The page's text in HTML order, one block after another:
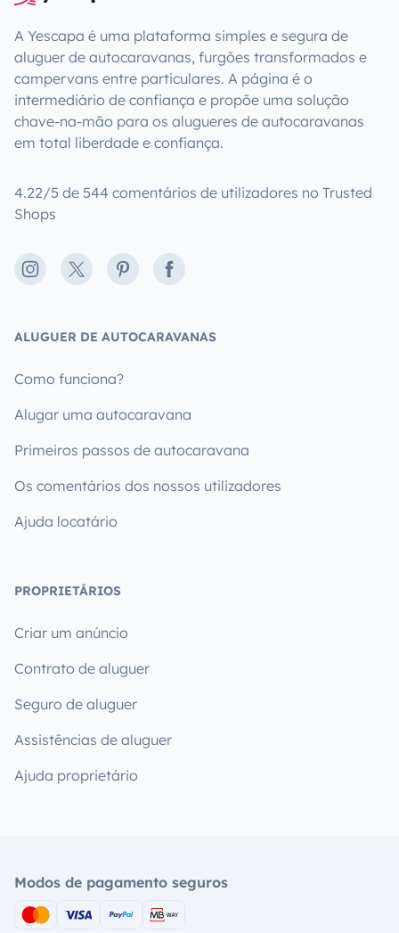
A Yescapa é uma plataforma simples e segura de
aluguer de autocaravanas, furgões transformados e
campervans entre particulares. A página é o
intermediário de confiança e propõe uma solução
chave-na-mão para os alugueres de autocaravanas
em total liberdade e confiança.
4.22/5 de 544 comentários de utilizadores no Trusted
Shops
Instagram
X PinterestFacebook
ALUGUER DE AUTOCARAVANAS
Como funciona?
Alugar uma autocaravana
Primeiros passos de autocaravana
Os comentários dos nossos utilizadores
Ajuda locatário
PROPRIETÁRIOS
Criar um anúncio
Contrato de aluguer
Seguro de aluguer
Assistências de aluguer
Ajuda proprietário
Modos de pagamento seguros